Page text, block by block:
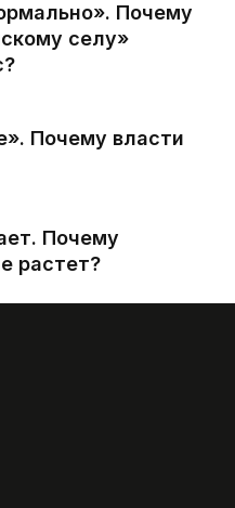
Почему
селу»
Почему власти
Почему
растет?